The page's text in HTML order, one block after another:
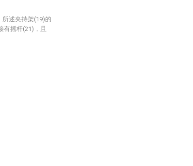
所述夹持架(19)的
有摇杆(21)，且